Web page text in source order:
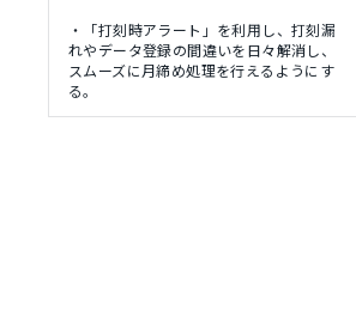
・「打刻時アラート」を利用し、打刻漏
れやデータ登録の間違いを日々解消し、
スムーズに月締め処理を行えるようにす
る。